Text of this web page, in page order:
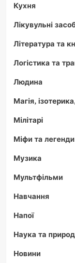
Кухня
Лікувульні
Література та
Логістика та
Людина
Магія,
Мілітарі
Міфи та легенди
Музика
Мультфільми
Навчання
Напої
Наука та
Новини